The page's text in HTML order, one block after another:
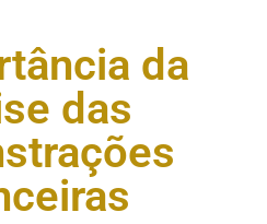
da
das